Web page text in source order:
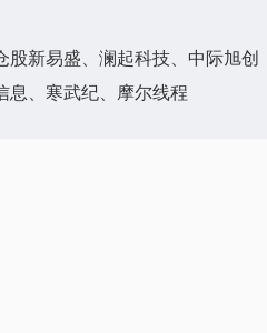
新易盛、澜起科技、中际旭创
息、寒武纪、摩尔线程